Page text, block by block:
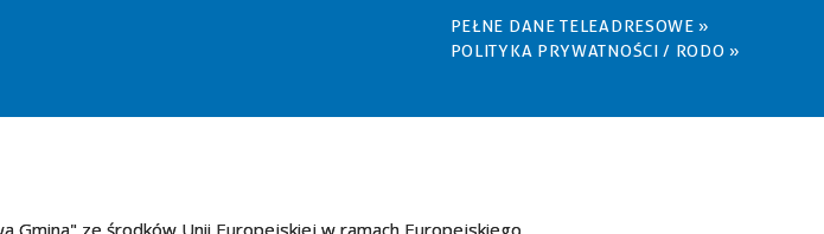
PEŁNE DANE TELEADRESOWE »
POLITYKA PRYWATNOŚCI / RODO »
Gmina" ze środków Unii Europejskiej w ramach Europejskiego